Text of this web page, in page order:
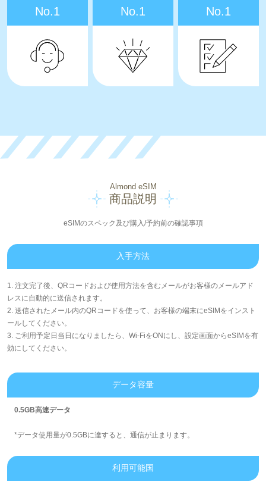
No.1 No.1 No.1
Almond eSIM
商品説明
eSIMのスペック及び購入/予約前の確認事項
入手方法
1. 注文完了後、QRコードおよび使用方法を含むメールがお客様のメールアド
レスに自動的に送信されます。
2. 送信されたメール内のQRコードを使って、お客様の端末にeSIMをインスト
ールしてください。
3. ご利用予定日当日になりましたら、Wi-FiをONにし、設定画面からeSIMを有
効にしてください。
データ容量
0.5GB高速データ
*データ使用量が0.5GBに達すると、通信が止まります。
利用可能国